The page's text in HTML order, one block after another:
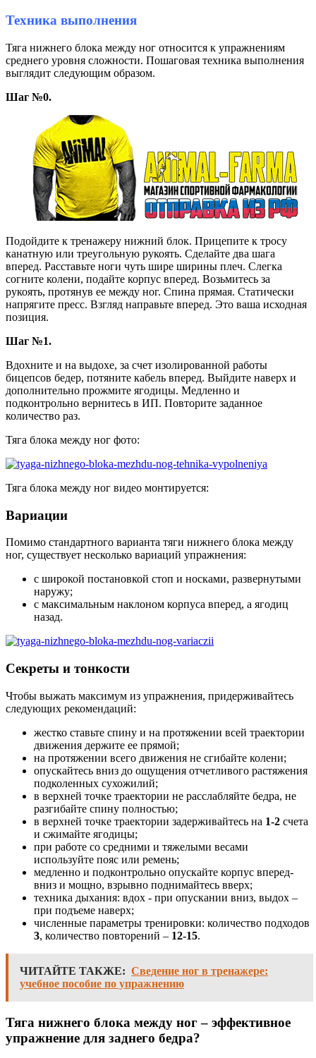
Техника выполнения
Тяга нижнего блока между ног относится к упражнениям
среднего уровня сложности. Пошаговая техника выполнения
выглядит следующим образом.
Шаг №0.
Подойдите к тренажеру нижний блок. Прицепите к тросу
канатную или треугольную рукоять. Сделайте два шага
вперед. Расставьте ноги чуть шире ширины плеч. Слегка
согните колени, подайте корпус вперед. Возьмитесь за
рукоять, протянув ее между ног. Спина прямая. Статически
напрягите пресс. Взгляд направьте вперед. Это ваша исходная
позиция.
Шаг №1.
Вдохните и на выдохе, за счет изолированной работы
бицепсов бедер, потяните кабель вперед. Выйдите наверх и
дополнительно прожмите ягодицы. Медленно и
подконтрольно вернитесь в ИП. Повторите заданное
количество раз.
Тяга блока между ног фото:
Тяга блока между ног видео монтируется:
Вариации
Помимо стандартного варианта тяги нижнего блока между
ног, существует несколько вариаций упражнения:
с широкой постановкой стоп и носками, развернутыми
наружу;
с максимальным наклоном корпуса вперед, а ягодиц
назад.
Секреты и тонкости
Чтобы выжать максимум из упражнения, придерживайтесь
следующих рекомендаций:
жестко ставьте спину и на протяжении всей траектории
движения держите ее прямой;
на протяжении всего движения не сгибайте колени;
опускайтесь вниз до ощущения отчетливого растяжения
подколенных сухожилий;
в верхней точке траектории не расслабляйте бедра, не
разгибайте спину полностью;
в верхней точке траектории задерживайтесь на 1-2 счета
и сжимайте ягодицы;
при работе со средними и тяжелыми весами
используйте пояс или ремень;
медленно и подконтрольно опускайте корпус вперед-
вниз и мощно, взрывно поднимайтесь вверх;
техника дыхания: вдох - при опускании вниз, выдох –
при подъеме наверх;
численные параметры тренировки: количество подходов
3, количество повторений – 12-15.
ЧИТАЙТЕ ТАКЖЕ: Сведение ног в тренажере:
учебное пособие по упражнению
Тяга нижнего блока между ног – эффективное
упражнение для заднего бедра?